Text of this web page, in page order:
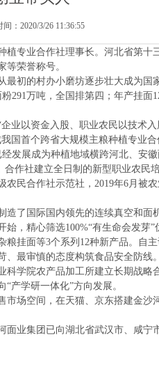
：2020/3/26 11:36:55
专业合作社理事长。河北省第十
荣誉称号。
初的村办小磨坊逐步壮大成为国
291万吨，全国排第四；年产挂面
以资金入股、职业农民以技术入
国首个跨省大规模主粮种植专业
发展成为种植地域横跨河北、安
作社建立全日制的新型职业农民
民合作社示范社，2019年6月被
国际国内领先的连续真空和面
，精心筛选100%“有生命会发芽
挂面等3个系列12种新产品。自
最审慎的态度构筑食品安全防线
学院农产品加工所建立长期战略
产学研一体化”方向发展。
场空间，在天猫、京东搭建金沙
集团已向湖北省武汉市、咸宁